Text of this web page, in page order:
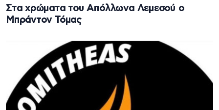
Στα χρώματα του Απόλλωνα Λεμεσού ο
Μπράντον Τόμας